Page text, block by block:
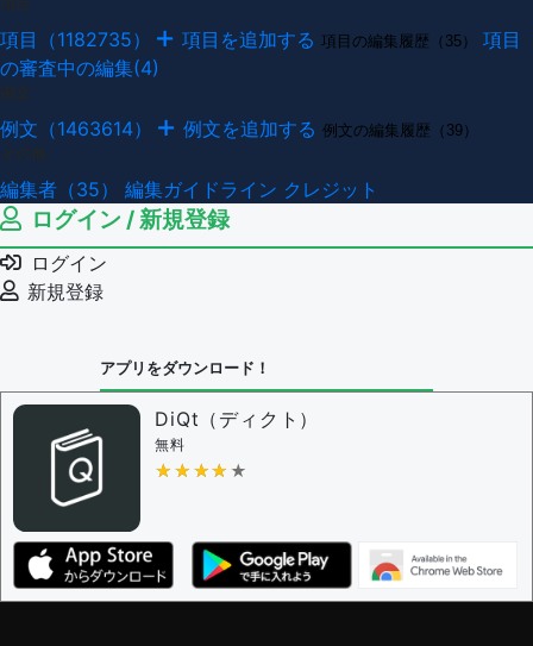
項目（1182735） 項目を追加する 項目の編集履歴（35）
項目
の審査中の編集(4)
例文（1463614） 例文を追加する 例文の編集履歴（39）
編集者（35） 編集ガイドライン クレジット
ログイン / 新規登録
ログイン
新規登録
アプリをダウンロード！
DiQt（ディクト）
無料
★★★★★
★★★★★